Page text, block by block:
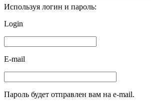
Используя логин и пароль:
Login
E-mail
Пароль будет отправлен вам на e-mail.